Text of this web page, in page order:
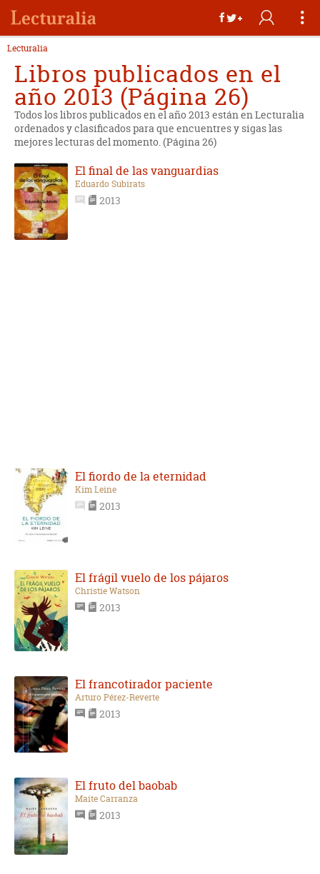
Lecturalia
Libros publicados en el
año 2013 (Página 26)
Todos los libros publicados en el año 2013 están en Lecturalia
ordenados y clasificados para que encuentres y sigas las
mejores lecturas del momento. (Página 26)
El final de las vanguardias
Eduardo Subirats
2013
El fiordo de la eternidad
Kim Leine
2013
El frágil vuelo de los pájaros
Christie Watson
2013
El francotirador paciente
Arturo Pérez-Reverte
2013
El fruto del baobab
Maite Carranza
2013